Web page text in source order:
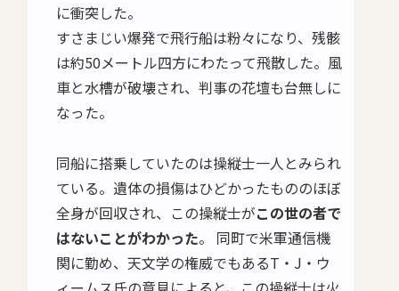
に衝突した。
すさまじい爆発で飛行船は粉々になり、残骸
は約50メートル四方にわたって飛散した。風
車と水槽が破壊され、判事の花壇も台無しに
なった。
同船に搭乗していたのは操縦士一人とみられ
ている。遺体の損傷はひどかったもののほぼ
全身が回収され、この操縦士がこの世の者で
はないことがわかった。 同町で米軍通信機
関に勤め、天文学の権威でもあるT・J・ウ